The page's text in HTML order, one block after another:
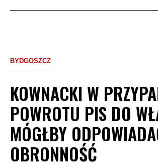
BYDGOSZCZ
KOWNACKI W
POWROTU PIS DO
MÓGŁBY
OBRONNOŚĆ